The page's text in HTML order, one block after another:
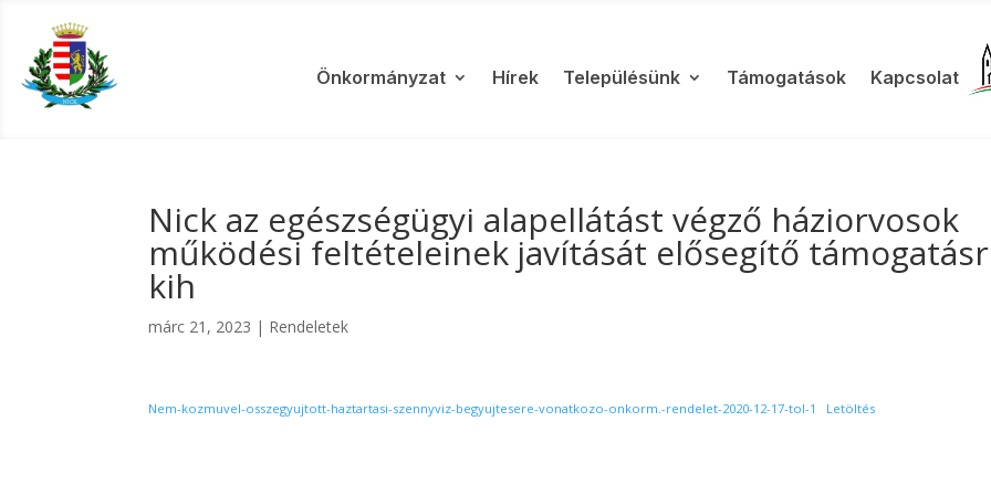
Önkormányzat Hírek Településünk Támogatások Kapcsolat
Nick az egészségügyi alapellátást végző háziorvosok
működési feltételeinek javítását elősegítő
kih
márc 21, 2023 | Rendeletek
Nem-kozmuvel-osszegyujtott-haztartasi-szennyviz-begyujtesere-vonatkozo-onkorm.-rendelet-2020-12-17-tol-1 Letöltés